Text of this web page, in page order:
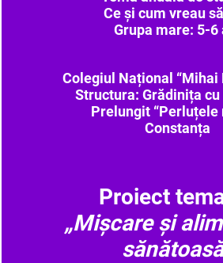
Ce și cum vreau
Grupa mare: 5-6
Colegiul Național “Mihai
Structura: Grădinița
Prelungit “Perluțele
Constanța
Proiect
„Mișcare și